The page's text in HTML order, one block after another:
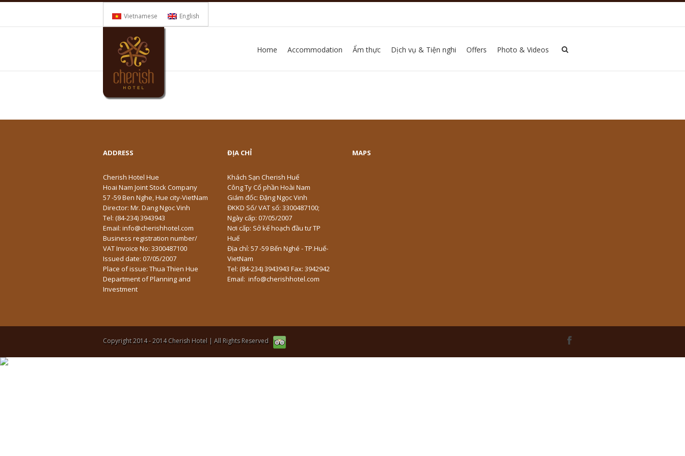
Vietnamese English
Home Accommodation Ẩm thực Dịch vụ & Tiện nghi Offers Photo & Videos
ADDRESS
Cherish Hotel Hue
Hoai Nam Joint Stock Company
57 -59 Ben Nghe, Hue city-VietNam
Director: Mr. Dang Ngoc Vinh
Tel: (84-234) 3943943
Email: info@cherishhotel.com
Business registration number/
VAT Invoice No: 3300487100
Issued date: 07/05/2007
Place of issue: Thua Thien Hue
Department of Planning and
Investment
ĐỊA CHỈ
Khách Sạn Cherish Huế
Công Ty Cổ phần Hoài Nam
Giám đốc: Đặng Ngọc Vinh
ĐKKD Số/ VAT số: 3300487100;
Ngày cấp: 07/05/2007
Nơi cấp: Sở kế hoạch đầu tư TP
Huế
Địa chỉ: 57 -59 Bến Nghé - TP.Huế-
VietNam
Tel: (84-234) 3943943 Fax: 3942942
Email: info@cherishhotel.com
MAPS
Copyright 2014 - 2014 Cherish Hotel | All Rights Reserved